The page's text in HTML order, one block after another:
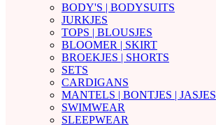
BODY'S | BODYSUITS
JURKJES
TOPS | BLOUSJES
BLOOMER | SKIRT
BROEKJES | SHORTS
SETS
CARDIGANS
MANTELS | BONTJES | JASJES
SWIMWEAR
SLEEPWEAR